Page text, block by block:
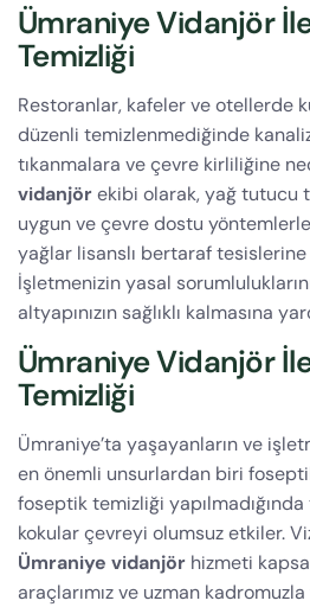
Ümraniye Vidanjör
Temizliği
Restoranlar, kafeler ve otellerde
düzenli temizlenmediğinde
tıkanmalara ve çevre kirliliğine
vidanjörekibi olarak, yağ tutucu
uygun ve çevre dostu
yağlar lisanslı bertaraf tesislerine
İşletmenizin yasal
altyapınızın sağlıklı kalmasına
Ümraniye Vidanjör
Temizliği
Ümraniye’ta yaşayanların ve
en önemli unsurlardan biri
foseptik temizliği
kokular çevreyi olumsuz etkiler.
Ümraniye vidanjör hizmeti
araçlarımız ve uzman kadromuzla